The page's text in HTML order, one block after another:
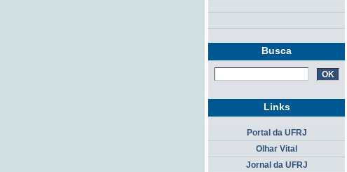
Busca
Links
Portal da UFRJ
Olhar Vital
Jornal da UFRJ